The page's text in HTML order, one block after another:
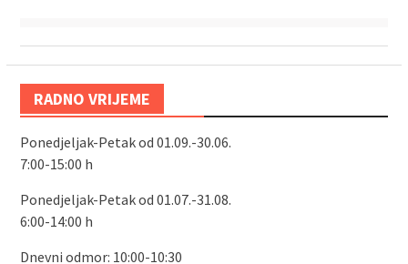
RADNO VRIJEME
Ponedjeljak-Petak od 01.09.-30.06.
7:00-15:00 h
Ponedjeljak-Petak od 01.07.-31.08.
6:00-14:00 h
Dnevni odmor: 10:00-10:30